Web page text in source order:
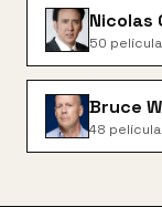
Nicolas
50
Bruce
48